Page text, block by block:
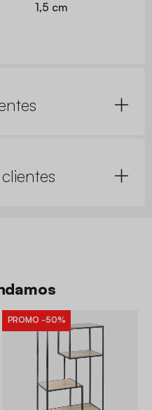
1,5 cm
PROMO -50%